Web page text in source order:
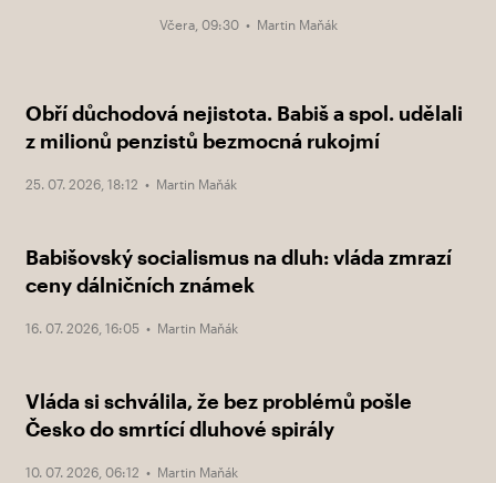
Včera, 09:30 • Martin Maňák
Obří důchodová nejistota. Babiš a spol. udělali
z milionů penzistů bezmocná rukojmí
25. 07. 2026, 18:12 • Martin Maňák
Babišovský socialismus na dluh: vláda zmrazí
ceny dálničních známek
16. 07. 2026, 16:05 • Martin Maňák
Vláda si schválila, že bez problémů pošle
Česko do smrtící dluhové spirály
10. 07. 2026, 06:12 • Martin Maňák